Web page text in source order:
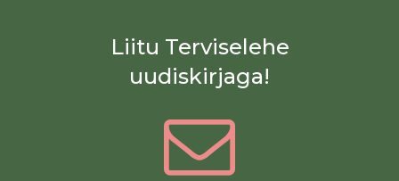
Liitu Terviselehe
uudiskirjaga!